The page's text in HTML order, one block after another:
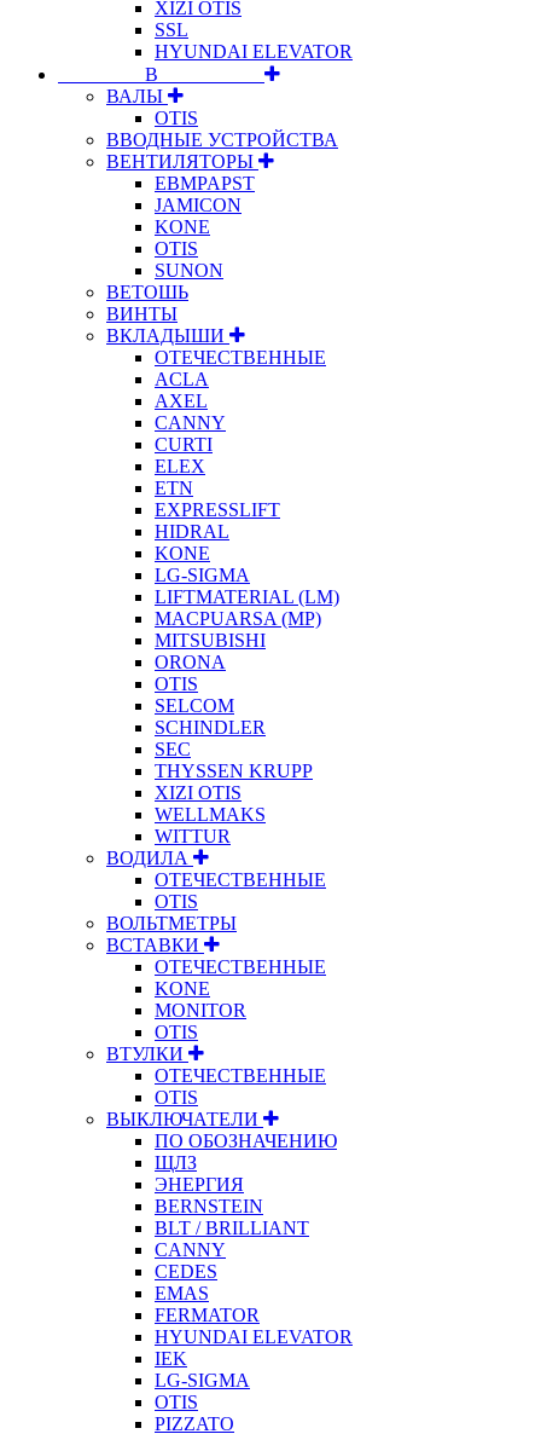
XIZI OTIS
SSL
HYUNDAI ELEVATOR
⠀⠀⠀⠀⠀⠀В⠀⠀⠀⠀⠀⠀⠀
ВАЛЫ
OTIS
ВВОДНЫЕ УСТРОЙСТВА
ВЕНТИЛЯТОРЫ
EBMPAPST
JAMICON
KONE
OTIS
SUNON
ВЕТОШЬ
ВИНТЫ
ВКЛАДЫШИ
ОТЕЧЕСТВЕННЫЕ
ACLA
AXEL
CANNY
CURTI
ELEX
ETN
EXPRESSLIFT
HIDRAL
KONE
LG-SIGMA
LIFTMATERIAL (LM)
MACPUARSA (MP)
MITSUBISHI
ORONA
OTIS
SELCOM
SCHINDLER
SEC
THYSSEN KRUPP
XIZI OTIS
WELLMAKS
WITTUR
ВОДИЛА
ОТЕЧЕСТВЕННЫЕ
OTIS
ВОЛЬТМЕТРЫ
ВСТАВКИ
ОТЕЧЕСТВЕННЫЕ
KONE
MONITOR
OTIS
ВТУЛКИ
ОТЕЧЕСТВЕННЫЕ
OTIS
ВЫКЛЮЧАТЕЛИ
ПО ОБОЗНАЧЕНИЮ
ЩЛЗ
ЭНЕРГИЯ
BERNSTEIN
BLT / BRILLIANT
CANNY
CEDES
EMAS
FERMATOR
HYUNDAI ELEVATOR
IEK
LG-SIGMA
OTIS
PIZZATO